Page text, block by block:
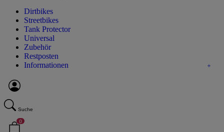
Dirtbikes
Streetbikes
Tank Protector
Universal
Zubehör
Restposten
Informationen
Suche
0